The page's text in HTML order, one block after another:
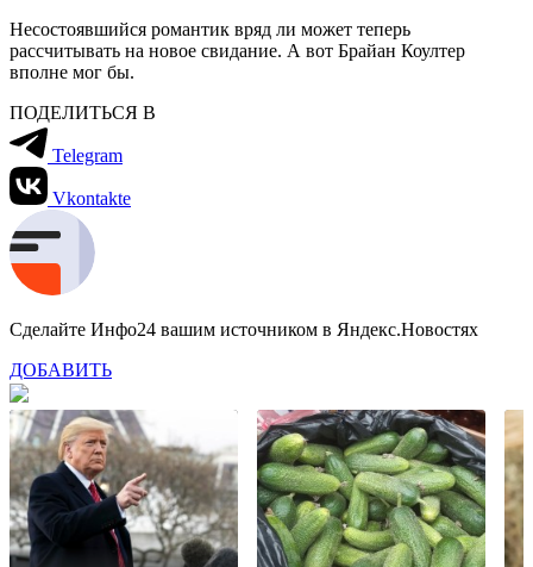
Несостоявшийся романтик вряд ли может теперь
рассчитывать на новое свидание. А вот Брайан Коултер
вполне мог бы.
ПОДЕЛИТЬСЯ В
Telegram
Vkontakte
Сделайте Инфо24 вашим источником в Яндекс.Новостях
ДОБАВИТЬ